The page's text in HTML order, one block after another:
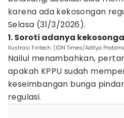
karena ada kekosongan
Selasa (31/3/2026).
1. Soroti adanya
Ilustrasi Fintech. (IDN Times/Aditya
Nailul menambahkan,
apakah KPPU sudah
keseimbangan bunga
regulasi.